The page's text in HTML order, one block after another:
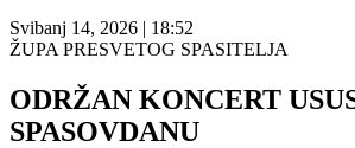
Svibanj 14, 2026 | 18:52
ŽUPA PRESVETOG SPASITELJA
ODRŽAN KONCERT
SPASOVDANU